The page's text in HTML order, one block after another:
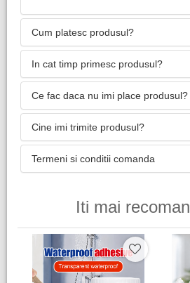
Cum platesc produsul?
In cat timp primesc produsul?
Ce fac daca nu imi place produsul?
Cine imi trimite produsul?
Termeni si conditii comanda
Iti mai